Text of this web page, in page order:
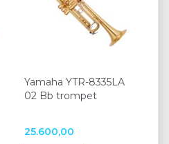
Yamaha YTR-8335LA
02 Bb trompet
25.600,00